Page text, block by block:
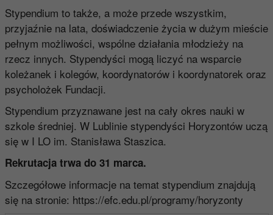
Stypendium to także, a może przede wszystkim,
przyjaźnie na lata, doświadczenie życia w dużym mieście
pełnym możliwości, wspólne działania młodzieży na
rzecz innych. Stypendyści mogą liczyć na wsparcie
koleżanek i kolegów, koordynatorów i koordynatorek oraz
psycholożek Fundacji.
Stypendium przyznawane jest na cały okres nauki w
szkole średniej. W Lublinie stypendyści Horyzontów uczą
się w I LO im. Stanisława Staszica.
Rekrutacja trwa do 31 marca.
Szczegółowe informacje na temat stypendium znajdują
się na stronie: https://efc.edu.pl/programy/horyzonty